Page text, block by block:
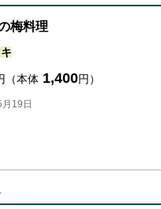
梅料理
（本体 1,400円）
19日